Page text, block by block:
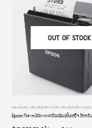
OUT OF STOCK
เครื่องปริ้นสลิป เครื่องปริ้นใบเสร็จ EPSON เครื่องปริ้นใบเสร็จจากมือถือ